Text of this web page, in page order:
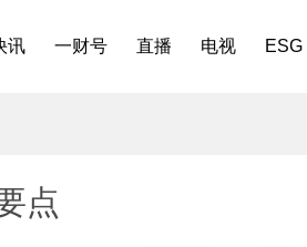
讯 一财号 直播 电视 ESG
点